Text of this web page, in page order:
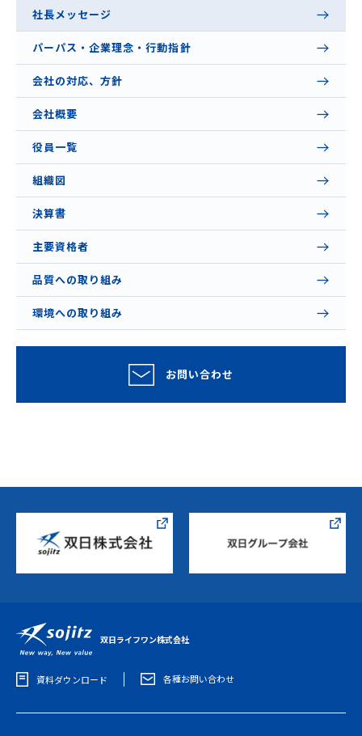
社長メッセージ
パーパス・企業理念・行動指針
会社の対応、方針
会社概要
役員一覧
組織図
決算書
主要資格者
品質への取り組み
環境への取り組み
お問い合わせ
双日ライフワン株式会社
資料ダウンロード 各種お問い合わせ